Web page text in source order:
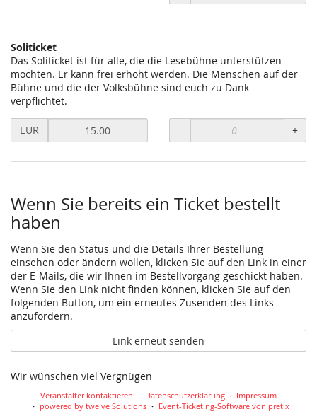
Soliticket
Das Soliticket ist für alle, die die Lesebühne unterstützen
möchten. Er kann frei erhöht werden. Die Menschen auf der
Bühne und die der Volksbühne sind euch zu Dank
verpflichtet.
Preis
für
EUR - +
Wenn Sie bereits ein Ticket bestellt
haben
Wenn Sie den Status und die Details Ihrer Bestellung
einsehen oder ändern wollen, klicken Sie auf den Link in einer
der E-Mails, die wir Ihnen im Bestellvorgang geschickt haben.
Wenn Sie den Link nicht finden können, klicken Sie auf den
folgenden Button, um ein erneutes Zusenden des Links
anzufordern.
Link erneut senden
Wir wünschen viel Vergnügen
Veranstalter kontaktieren Datenschutzerklärung
Impressum
powered by twelve Solutions
Event-Ticketing-Software von pretix